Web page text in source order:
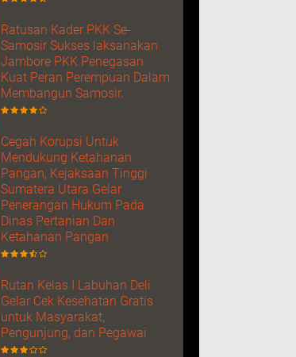
Ratusan Kader PKK Se-
Samosir Sukses laksanakan
Jambore PKK.Penegasan
Kuat Peran Perempuan Dalam
Membangun Samosir.
Cegah Korupsi Untuk
Mendukung Ketahanan
Pangan, Kejaksaan Tinggi
Sumatera Utara Gelar
Penerangan Hukum Pada
Dinas Pertanian Dan
Ketahanan Pangan
Rutan Kelas I Labuhan Deli
Gelar Cek Kesehatan Gratis
untuk Masyarakat,
Pengunjung, dan Pegawai